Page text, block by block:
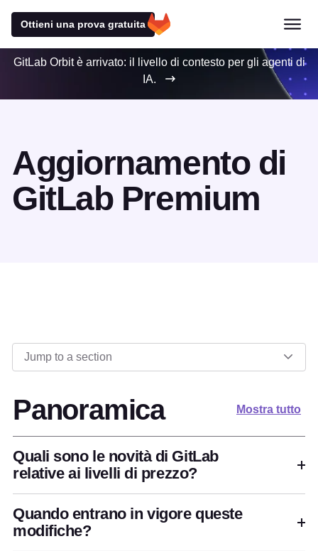
Ottieni una prova gratuita
GitLab Orbit è arrivato: il livello di contesto per gli agenti di
IA.
Aggiornamento di
GitLab Premium
Jump to a section
Panoramica Mostra tutto
Quali sono le novità di GitLab
relative ai livelli di prezzo?
Quando entrano in vigore queste
modifiche?